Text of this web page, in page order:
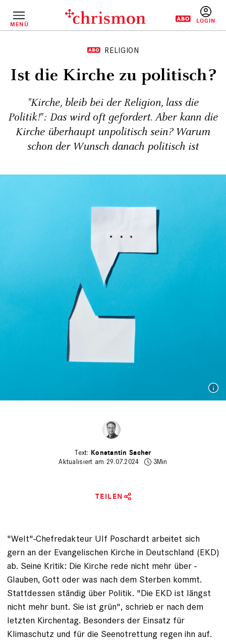
InhaltMENÜ
RELIGION
Ist die Kirche zu politisch?
"Kirche, bleib bei der Religion, lass die
Politik!": Das wird oft gefordert. Aber kann die
Kirche überhaupt unpolitisch sein? Warum
schon der Wunsch danach politisch ist
Konstantin Sacher
Aktualisiert am 29.07.2024
3Min
TEILEN
"Welt"-Chefredakteur Ulf Poschardt arbeitet sich
gern an der Evangelischen Kirche in Deutschland (EKD)
ab. Seine Kritik: Die Kirche rede nicht mehr über ­
Glauben, Gott oder was nach dem ­Sterben kommt.
Stattdessen ständig über ­Politik. "Die EKD ist längst
nicht mehr bunt. Sie ist grün", schrieb er nach dem
letzten Kirchentag. Besonders der Einsatz für
Klimaschutz und für die Seenotrettung regen ihn auf.